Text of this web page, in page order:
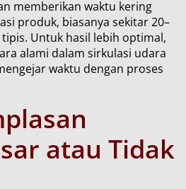
memberikan waktu kering
produk, biasanya sekitar 20–
Untuk hasil lebih optimal,
alami dalam sirkulasi udara
waktu dengan proses
atau Tidak